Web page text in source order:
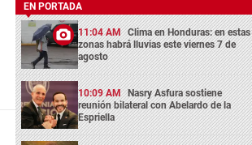
EN PORTADA
11:04 AM Clima en Honduras: en estas
zonas habrá lluvias este viernes 7 de
agosto
10:09 AM Nasry Asfura sostiene
reunión bilateral con Abelardo de la
Espriella